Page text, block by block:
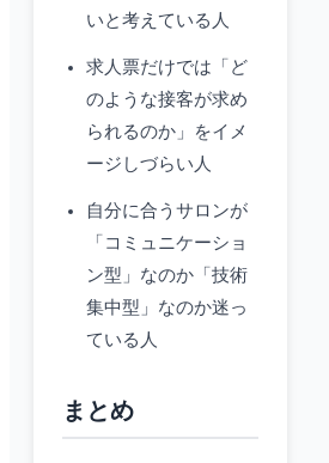
いと考えている人
求人票だけでは「ど
のような接客が求め
られるのか」をイメ
ージしづらい人
自分に合うサロンが
「コミュニケーショ
ン型」なのか「技術
集中型」なのか迷っ
ている人
まとめ